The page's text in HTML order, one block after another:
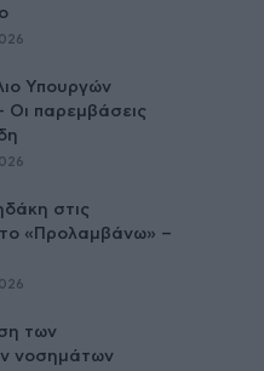
Υπουργών
Οι παρεμβάσεις
στις
το «Προλαμβάνω» –
των
νοσημάτων